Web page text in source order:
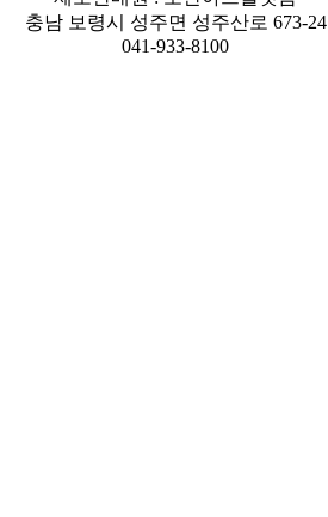
충남 보령시 성주면 성주산로 673-24
041-933-8100